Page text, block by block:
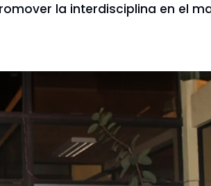
la interdisciplina en el